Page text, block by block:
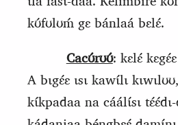
kʊ́fʊlʊḿ gɛ bánlaá bɛlɛ́.
Cacʊ́rʊʊ́: kɛlɛ́
A bɩgɛ́ɛ ɩsɩ kawɩ́lɩ kɩwɩl
kɩ́kpadaa na cáálɩ́sɩ